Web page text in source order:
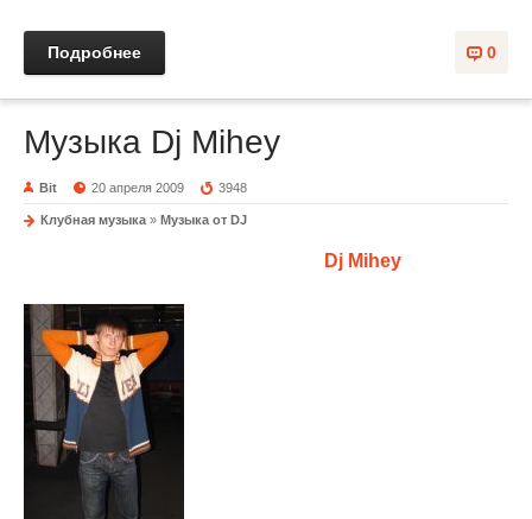
0
Подробнее
Музыка Dj Mihey
Bit 20 апреля 2009 3948
Клубная музыка » Музыка от DJ
Dj Mihey